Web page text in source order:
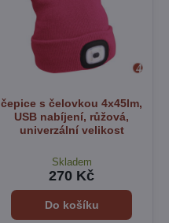
čepice s čelovkou 4x45lm,
USB nabíjení, růžová,
univerzální velikost
Skladem
270 Kč
Do košíku